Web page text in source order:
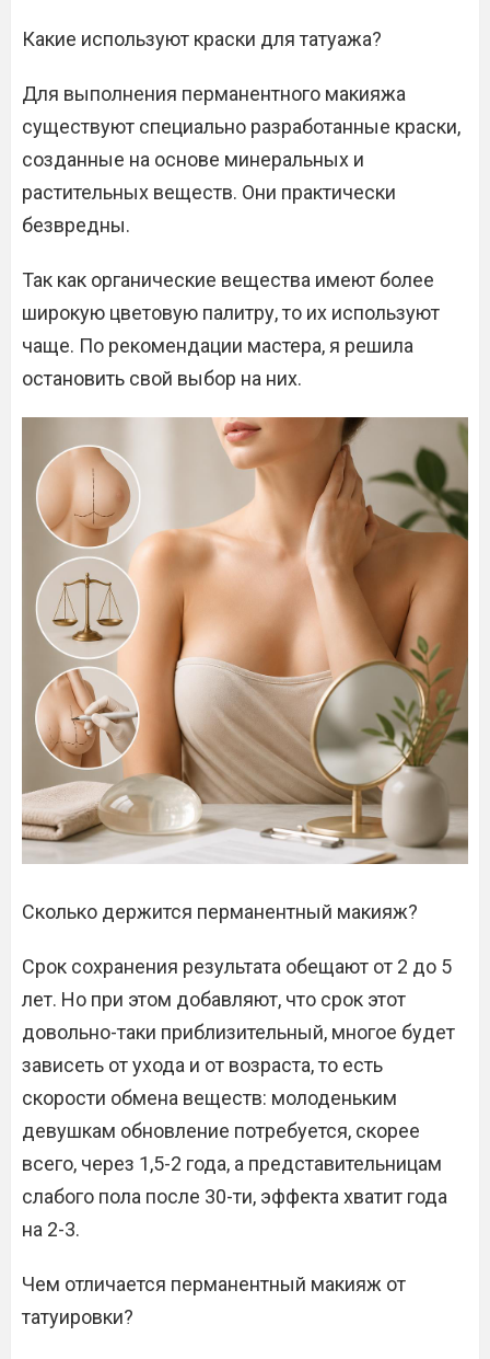
Какие используют краски для татуажа?
Для выполнения перманентного макияжа
существуют специально разработанные краски,
созданные на основе минеральных и
растительных веществ. Они практически
безвредны.
Так как органические вещества имеют более
широкую цветовую палитру, то их используют
чаще. По рекомендации мастера, я решила
остановить свой выбор на них.
Сколько держится перманентный макияж?
Срок сохранения результата обещают от 2 до 5
лет. Но при этом добавляют, что срок этот
довольно-таки приблизительный, многое будет
зависеть от ухода и от возраста, то есть
скорости обмена веществ: молоденьким
девушкам обновление потребуется, скорее
всего, через 1,5-2 года, а представительницам
слабого пола после 30-ти, эффекта хватит года
на 2-3.
Чем отличается перманентный макияж от
татуировки?